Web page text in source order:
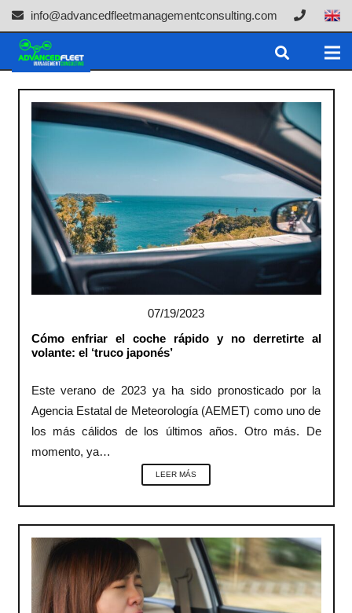
info@advancedfleetmanagementconsulting.com
07/19/2023
Cómo enfriar el coche rápido y no derretirte al
volante: el ‘truco japonés’
Este verano de 2023 ya ha sido pronosticado por la
Agencia Estatal de Meteorología (AEMET) como uno de
los más cálidos de los últimos años. Otro más. De
momento, ya…
LEER MÁS